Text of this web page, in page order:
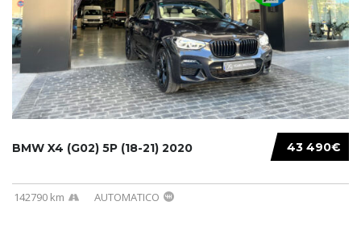
43 490€
BMW X4 (G02) 5P (18-21) 2020
142790 km AUTOMATICO